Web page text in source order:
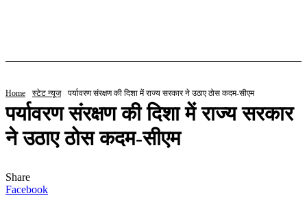
Home स्टेट न्यूज पर्यावरण संरक्षण की दिशा में राज्य सरकार ने उठाए ठोस कदम-सीएम
पर्यावरण संरक्षण की दिशा में राज्य सरकार
ने उठाए ठोस कदम-सीएम
Share
Facebook